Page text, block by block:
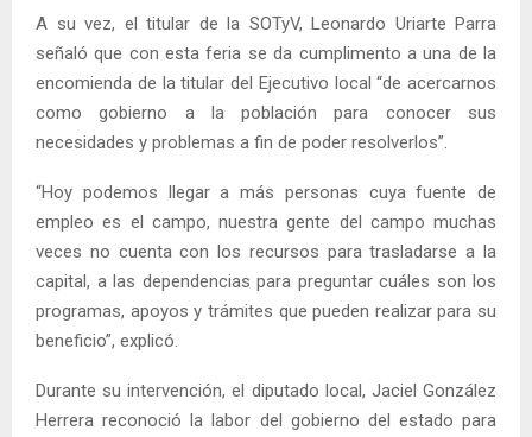
A su vez, el titular de la SOTyV, Leonardo Uriarte Parra
señaló que con esta feria se da cumplimento a una de la
encomienda de la titular del Ejecutivo local “de acercarnos
como gobierno a la población para conocer sus
necesidades y problemas a fin de poder resolverlos”.
“Hoy podemos llegar a más personas cuya fuente de
empleo es el campo, nuestra gente del campo muchas
veces no cuenta con los recursos para trasladarse a la
capital, a las dependencias para preguntar cuáles son los
programas, apoyos y trámites que pueden realizar para su
beneficio”, explicó.
Durante su intervención, el diputado local, Jaciel González
Herrera reconoció la labor del gobierno del estado para